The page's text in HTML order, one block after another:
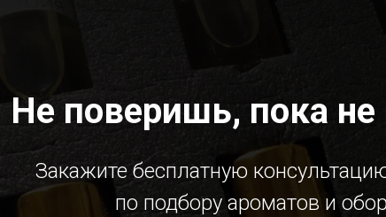
Не поверишь, пока
Закажите бесплатную
по подбору ароматов и